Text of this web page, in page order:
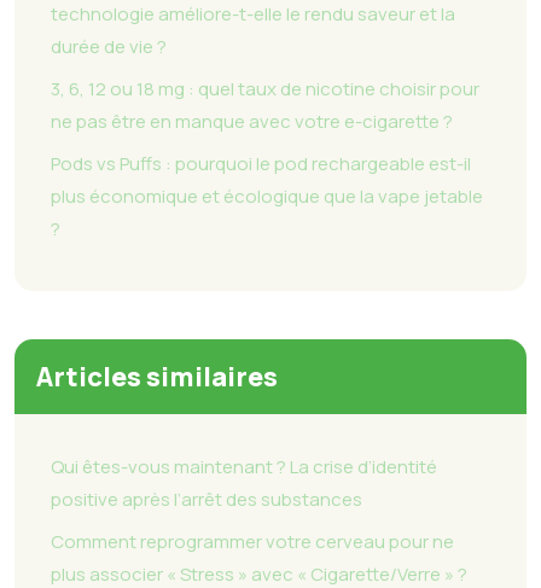
technologie améliore-t-elle le rendu saveur et la
durée de vie ?
3, 6, 12 ou 18 mg : quel taux de nicotine choisir pour
ne pas être en manque avec votre e-cigarette ?
Pods vs Puffs : pourquoi le pod rechargeable est-il
plus économique et écologique que la vape jetable
?
Articles similaires
Qui êtes-vous maintenant ? La crise d’identité
positive après l’arrêt des substances
Comment reprogrammer votre cerveau pour ne
plus associer « Stress » avec « Cigarette/Verre » ?